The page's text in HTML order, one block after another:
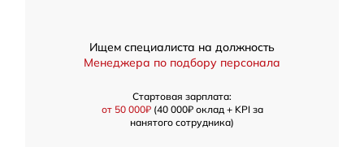
Ищем специалиста на должность
Менеджера по подбору персонала
Стартовая зарплата:
от 50 000₽(40 000₽ оклад + KPI за
нанятого сотрудника)